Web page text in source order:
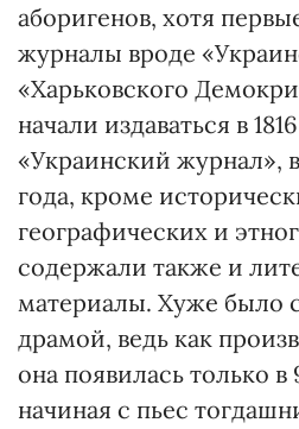
аборигенов, хотя
журналы вроде
«Харьковского
начали издаваться в
«Украинский журнал»,
года, кроме
географических и
содержали также и
материалы. Хуже было
драмой, ведь как
она появилась только в
начиная с пьес